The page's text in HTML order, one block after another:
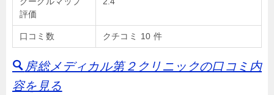
評価
口コミ数 クチコミ 10 件
房総メディカル第２クリニックの口コミ内
容を見る